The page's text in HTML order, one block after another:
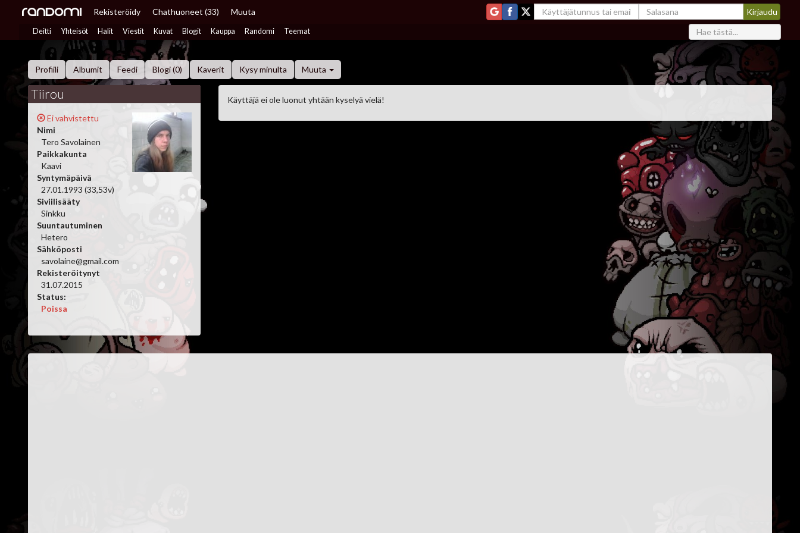
Rekisteröidy Chathuoneet (33) Muuta
Deitti Yhteisöt Halit Viestit Kuvat Blogit Kauppa Randomi Teemat
Profiili Albumit Feedi Blogi (0) Kaverit Kysy minulta Muuta
Tiirou
Ei vahvistettu
Nimi
Tero Savolainen
Paikkakunta
Kaavi
Syntymäpäivä
27.01.1993 (33,53v)
Siviilisääty
Sinkku
Suuntautuminen
Hetero
Sähköposti
savolaine@gmail.com
Rekisteröitynyt
31.07.2015
Status:
Poissa
Käyttäjä ei ole luonut yhtään kyselyä vielä!